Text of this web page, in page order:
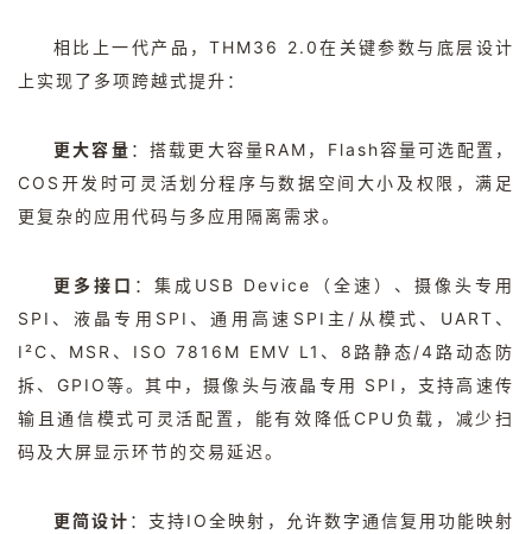
相比上一代产品，THM36 2.0在关键参数与底层设计
上实现了多项跨越式提升：
更大容量 ：搭载更大容量RAM ， Flash容量可选配置，
COS 开发时可灵活划分程序与数据空间大小及权限，满足
更复杂的应用代码与多应用隔离需求。
更多接口 ：集成 USB Device
（全速）、摄像头专用
SPI 、液晶专用 SPI 、通用高速 SPI 主 / 从模式、 UART 、
I²C 、 MSR 、 ISO 7816M EMV L1 、 8 路静态/4 路动态防
拆、 GPIO等。其中，摄像头与液晶专用 SPI ，支持高速传
输且通信模式可灵活配置，能有效降低 CPU 负载，减少扫
码及大屏显示环节的交易延迟。
更简设计 ：支持IO全映射，允许数字通信复用功能映射